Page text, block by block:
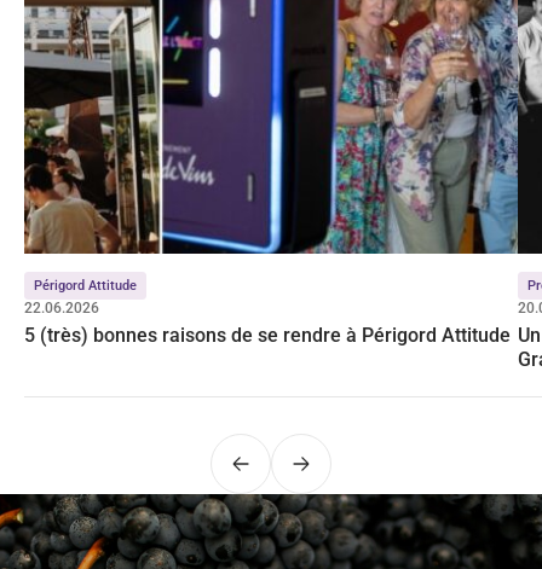
Périgord Attitude
22.06.2026
5 (très) bonnes raisons de se rendre à Périgord Attitude
PrécédentSuivant